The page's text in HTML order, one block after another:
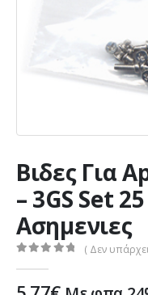
Βιδες Για
– 3GS Set
Ασημενιες
( Δεν